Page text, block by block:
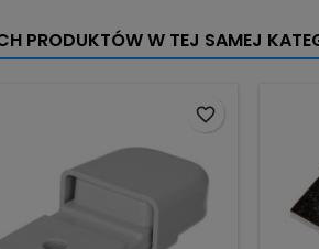
PRODUKTÓW W TEJ SAMEJ
favorite_border